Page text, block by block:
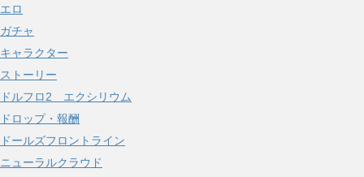
エロ
ガチャ
キャラクター
ストーリー
ドルフロ2 エクシリウム
ドロップ・報酬
ドールズフロントライン
ニューラルクラウド